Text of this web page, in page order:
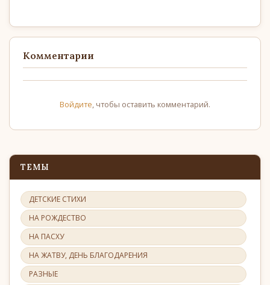
Комментарии
Войдите, чтобы оставить комментарий.
ТЕМЫ
ДЕТСКИЕ СТИХИ
НА РОЖДЕСТВО
НА ПАСХУ
НА ЖАТВУ, ДЕНЬ БЛАГОДАРЕНИЯ
РАЗНЫЕ